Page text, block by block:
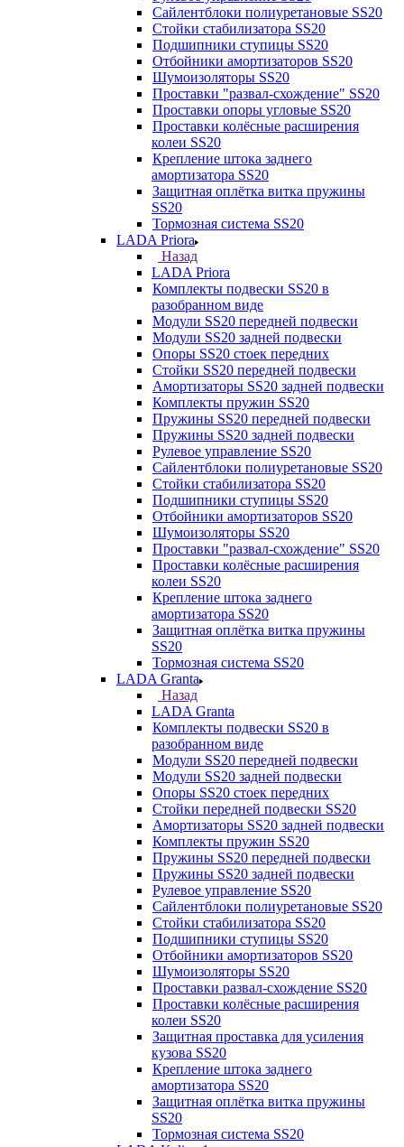
Сайлентблоки полиуретановые SS20
Стойки стабилизатора SS20
Подшипники ступицы SS20
Отбойники амортизаторов SS20
Шумоизоляторы SS20
Проставки "развал-схождение" SS20
Проставки опоры угловые SS20
Проставки колёсные расширения
колеи SS20
Крепление штока заднего
амортизатора SS20
Защитная оплётка витка пружины
SS20
Тормозная система SS20
LADA Priora
Назад
LADA Priora
Комплекты подвески SS20 в
разобранном виде
Модули SS20 передней подвески
Модули SS20 задней подвески
Опоры SS20 стоек передних
Стойки SS20 передней подвески
Амортизаторы SS20 задней подвески
Комплекты пружин SS20
Пружины SS20 передней подвески
Пружины SS20 задней подвески
Рулевое управление SS20
Сайлентблоки полиуретановые SS20
Стойки стабилизатора SS20
Подшипники ступицы SS20
Отбойники амортизаторов SS20
Шумоизоляторы SS20
Проставки "развал-схождение" SS20
Проставки колёсные расширения
колеи SS20
Крепление штока заднего
амортизатора SS20
Защитная оплётка витка пружины
SS20
Тормозная система SS20
LADA Granta
Назад
LADA Granta
Комплекты подвески SS20 в
разобранном виде
Модули SS20 передней подвески
Модули SS20 задней подвески
Опоры SS20 стоек передних
Стойки передней подвески SS20
Амортизаторы SS20 задней подвески
Комплекты пружин SS20
Пружины SS20 передней подвески
Пружины SS20 задней подвески
Рулевое управление SS20
Сайлентблоки полиуретановые SS20
Стойки стабилизатора SS20
Подшипники ступицы SS20
Отбойники амортизаторов SS20
Шумоизоляторы SS20
Проставки развал-схождение SS20
Проставки колёсные расширения
колеи SS20
Защитная проставка для усиления
кузова SS20
Крепление штока заднего
амортизатора SS20
Защитная оплётка витка пружины
SS20
Тормозная система SS20